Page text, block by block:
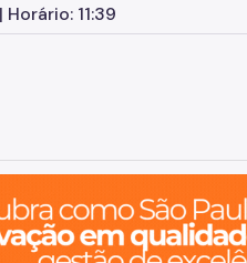
11:39
e sustentável